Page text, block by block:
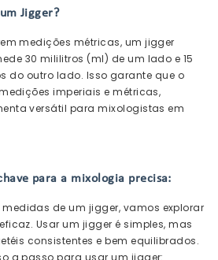
Jigger?
medições métricas, um jigger
30 mililitros (ml) de um lado e 15
do outro lado. Isso garante que o
imperiais e métricas,
versátil para mixologistas em
para a mixologia precisa:
de um jigger, vamos explorar
Usar um jigger é simples, mas
consistentes e bem equilibrados.